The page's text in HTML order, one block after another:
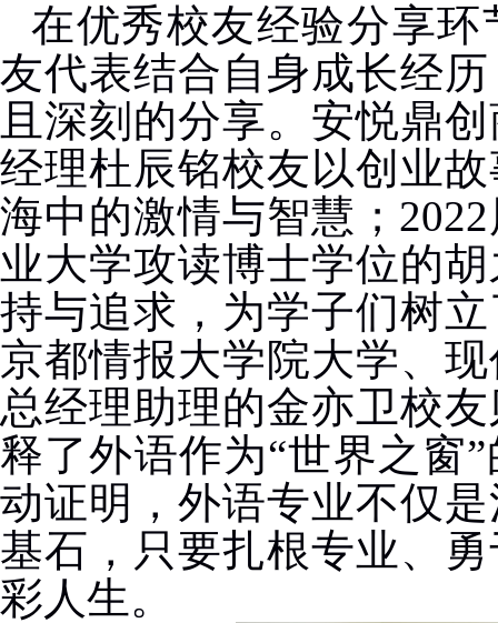
在优秀校友经验分享
友代表结合自身成长经
且深刻的分享。安悦鼎
经理杜辰铭校友以创业
海中的激情与智慧； 2022
业大学攻读博士学位的
持与追求，为学子们树
京都情报大学院大学、
总经理助理的金亦卫校
释了外语作为“世界之窗
动证明，外语专业不仅
基石，只要扎根专业、
彩人生。